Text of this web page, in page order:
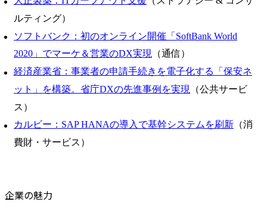
ルティング）
ソフトバンク：初のオンライン開催「SoftBank World
2020」でマーケ＆営業のDX実現
（通信）
経済産業省：事業者の申請手続きを電子化する「保安ネ
ット」を構築。省庁DXの先進事例を実現
（公共サービ
ス）
カルビー：SAP HANAの導入で基幹システムを刷新 （消
費財・サービス）
企業の魅力